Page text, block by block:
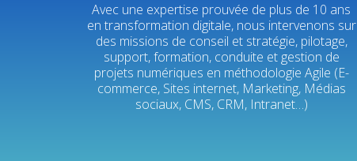
Avec une expertise prouvée de plus de 10 ans
en transformation digitale, nous intervenons sur
des missions de conseil et stratégie, pilotage,
support, formation, conduite et gestion de
projets numériques en méthodologie Agile (E-
commerce, Sites internet, Marketing, Médias
sociaux, CMS, CRM, Intranet…)